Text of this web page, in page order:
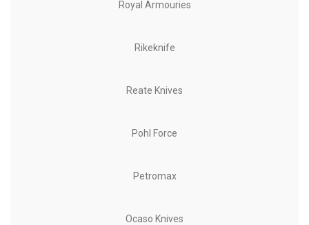
Royal Armouries
Rikeknife
Reate Knives
Pohl Force
Petromax
Ocaso Knives